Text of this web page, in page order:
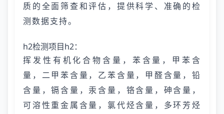
质的全面筛查和评估，提供科学、准确的检
测数据支持。
h2检测项目h2：
挥发性有机化合物含量，苯含量，甲苯含
量，二甲苯含量，乙苯含量，甲醛含量，铅
含量，镉含量，汞含量，铬含量，砷含量，
可溶性重金属含量，氯代烃含量，多环芳烃